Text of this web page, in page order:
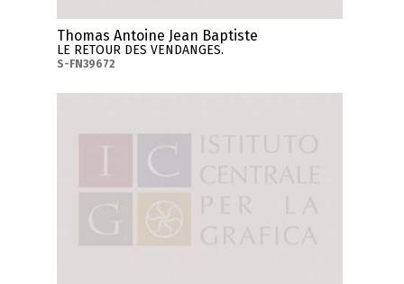
Thomas Antoine Jean Baptiste
LE RETOUR DES VENDANGES.
S-FN39672